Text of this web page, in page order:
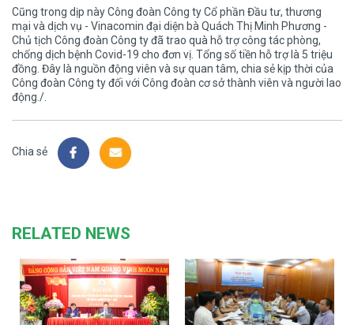
Cũng trong dịp này Công đoàn Công ty Cổ phần Đầu tư, thương
mại và dịch vụ - Vinacomin đại diện bà Quách Thị Minh Phương -
Chủ tịch Công đoàn Công ty đã trao quà hỗ trợ công tác phòng,
chống dịch bệnh Covid-19 cho đơn vị. Tổng số tiền hỗ trợ là 5 triệu
đồng. Đây là nguồn động viên và sự quan tâm, chia sẻ kịp thời của
Công đoàn Công ty đối với Công đoàn cơ sở thành viên và người lao
động./.
Chia sẻ
RELATED NEWS